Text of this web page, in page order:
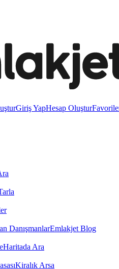
Giriş YapHesap Oluştur
DanışmanlarEmlakjet Blog
Haritada Ara
Kiralık Arsa